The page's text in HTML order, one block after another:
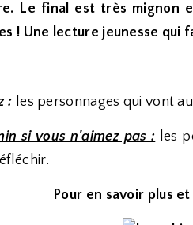
Le final est très mignon
! Une lecture jeunesse qui
: les personnages qui vont
si vous n'aimez pas : les
Pour en savoir plus